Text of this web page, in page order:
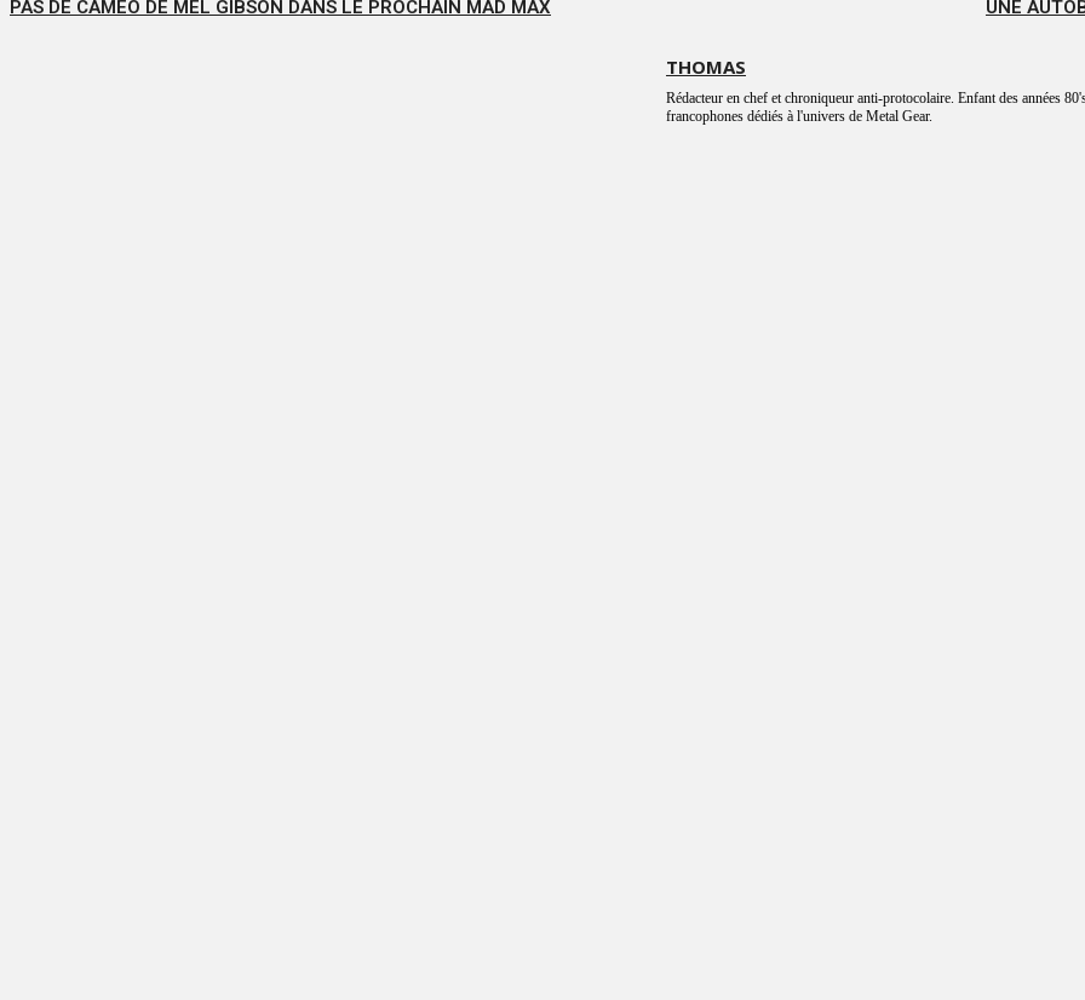
PAS DE CAMÉO DE MEL GIBSON DANS LE PROCHAIN MAD MAX UNE
THOMAS
Rédacteur en chef et chroniqueur anti-protocolaire. Enfant des années
francophones dédiés à l'univers de Metal Gear.